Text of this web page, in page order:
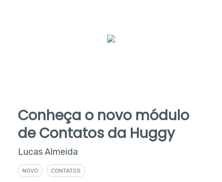
Conheça o novo módulo
de Contatos da Huggy
Lucas Almeida
NOVO CONTATOS